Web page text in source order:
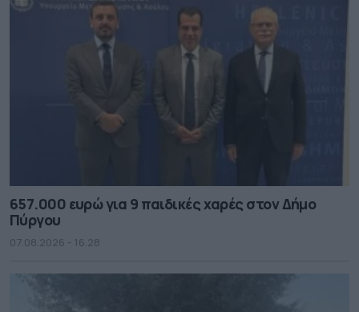
657.000 ευρώ για 9 παιδικές χαρές στον Δήμο
Πύργου
07.08.2026 - 16.28